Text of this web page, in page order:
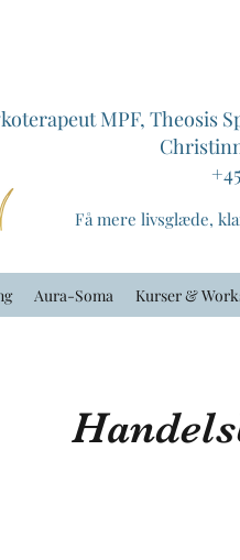
MPF, Theosis
Få mere livsglæde,
Aura-Soma Kurser &